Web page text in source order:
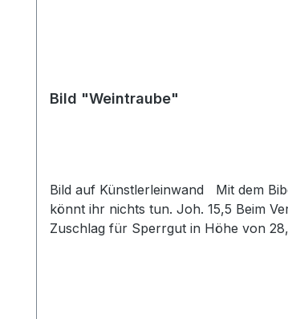
Bild "Weintraube"
Bild auf Künstlerleinwand Mit dem Bibelvers: Ich bin der Weinstock, ihr seid die Reben. Wer in mir bleibt und ich in ihm, der bringt viel Frucht; denn ohne mich
könnt ihr nichts tun. Joh. 15,5 Beim
Zuschlag für Sperrgut in Höhe von